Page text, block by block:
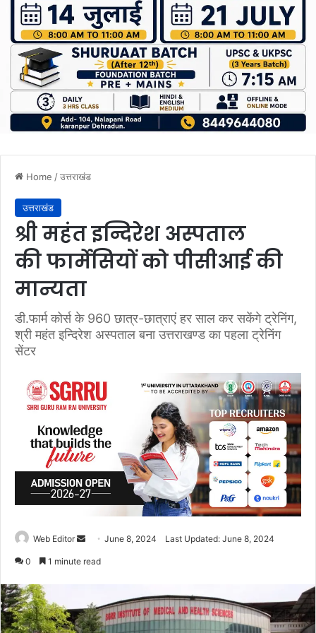
Home /उत्तराखंड
उत्तराखंड
श्री महंत इन्दिरेश अस्पताल
की फार्मेसियों को पीसीआई की
मान्यता
डी.फार्म कोर्स के 960 छात्र-छात्राएं हर साल कर सकेंगे ट्रेनिंग,
श्री महंत इन्दिरेश अस्पताल बना उत्तराखण्ड का पहला ट्रेनिंग
सेंटर
Web Editor
a
n
June 8, 2024 Last Updated: June 8, 2024
0 1 minute read